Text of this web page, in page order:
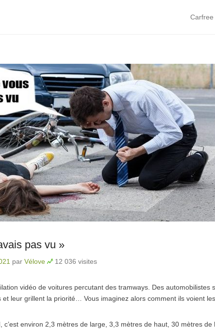
Primary
Skip to
Carfree
pas vu »
par Vélove 12 036 visites
vidéo de voitures percutant des tramways. Des automobilistes
et leur grillent la priorité… Vous imaginez alors comment ils voient
c’est environ 2,3 mètres de large, 3,3 mètres de haut, 30 mètres de